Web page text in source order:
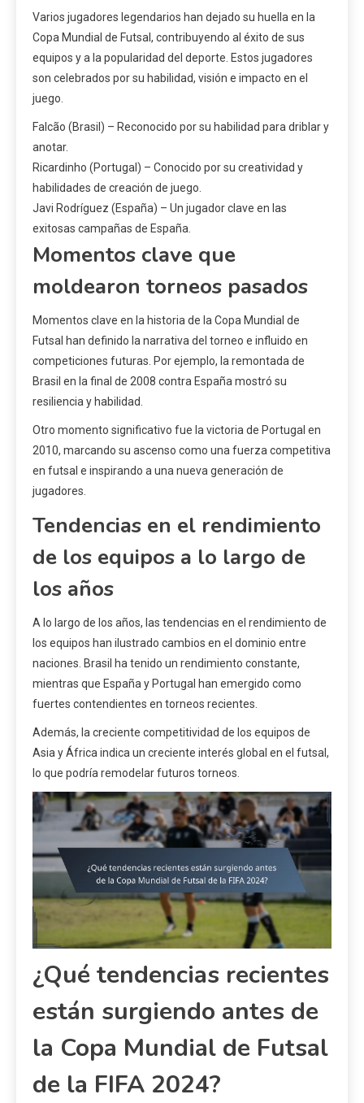
Varios jugadores legendarios han dejado su huella en la
Copa Mundial de Futsal, contribuyendo al éxito de sus
equipos y a la popularidad del deporte. Estos jugadores
son celebrados por su habilidad, visión e impacto en el
juego.
Falcão (Brasil) – Reconocido por su habilidad para driblar y
anotar.
Ricardinho (Portugal) – Conocido por su creatividad y
habilidades de creación de juego.
Javi Rodríguez (España) – Un jugador clave en las
exitosas campañas de España.
Momentos clave que
moldearon torneos pasados
Momentos clave en la historia de la Copa Mundial de
Futsal han definido la narrativa del torneo e influido en
competiciones futuras. Por ejemplo, la remontada de
Brasil en la final de 2008 contra España mostró su
resiliencia y habilidad.
Otro momento significativo fue la victoria de Portugal en
2010, marcando su ascenso como una fuerza competitiva
en futsal e inspirando a una nueva generación de
jugadores.
Tendencias en el rendimiento
de los equipos a lo largo de
los años
A lo largo de los años, las tendencias en el rendimiento de
los equipos han ilustrado cambios en el dominio entre
naciones. Brasil ha tenido un rendimiento constante,
mientras que España y Portugal han emergido como
fuertes contendientes en torneos recientes.
Además, la creciente competitividad de los equipos de
Asia y África indica un creciente interés global en el futsal,
lo que podría remodelar futuros torneos.
¿Qué tendencias recientes
están surgiendo antes de
la Copa Mundial de Futsal
de la FIFA 2024?